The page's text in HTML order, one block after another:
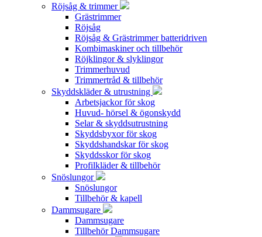
Röjsåg & trimmer
Grästrimmer
Röjsåg
Röjsåg & Grästrimmer batteridriven
Kombimaskiner och tillbehör
Röjklingor & slyklingor
Trimmerhuvud
Trimmertråd & tillbehör
Skyddskläder & utrustning
Arbetsjackor för skog
Huvud- hörsel & ögonskydd
Selar & skyddsutrustning
Skyddsbyxor för skog
Skyddshandskar för skog
Skyddsskor för skog
Profilkläder & tillbehör
Snöslungor
Snöslungor
Tillbehör & kapell
Dammsugare
Dammsugare
Tillbehör Dammsugare